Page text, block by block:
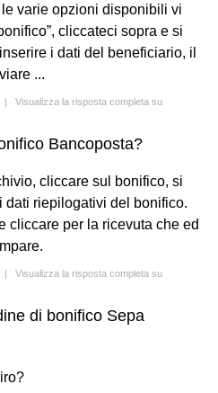
varie opzioni disponibili vi
cliccateci sopra e si
i dati del beneficiario, il
...
| Visualizza la risposta completa su
Bancoposta?
cliccare sul bonifico, si
dati riepilogativi del bonifico.
cliccare per la ricevuta che ed
| Visualizza la risposta completa su
di bonifico Sepa